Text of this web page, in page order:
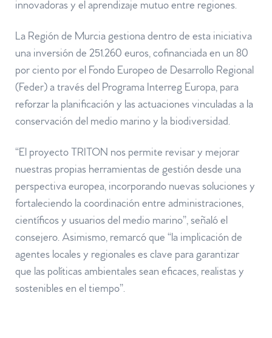
innovadoras y el aprendizaje mutuo entre regiones.
La Región de Murcia gestiona dentro de esta iniciativa
una inversión de 251.260 euros, cofinanciada en un 80
por ciento por el Fondo Europeo de Desarrollo Regional
(Feder) a través del Programa Interreg Europa, para
reforzar la planificación y las actuaciones vinculadas a la
conservación del medio marino y la biodiversidad.
“El proyecto TRITON nos permite revisar y mejorar
nuestras propias herramientas de gestión desde una
perspectiva europea, incorporando nuevas soluciones y
fortaleciendo la coordinación entre administraciones,
científicos y usuarios del medio marino”, señaló el
consejero. Asimismo, remarcó que “la implicación de
agentes locales y regionales es clave para garantizar
que las políticas ambientales sean eficaces, realistas y
sostenibles en el tiempo”.